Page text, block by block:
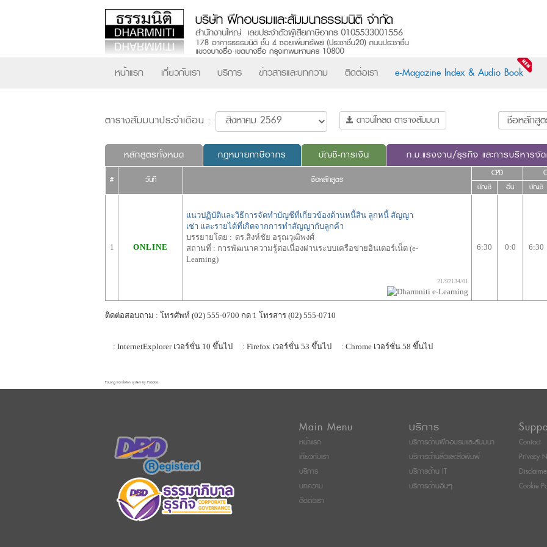
หน้าแรก เกี่ยวกับเรา บริการ ข่าวสารและบทความ ติดต่อเรา e-Magazine Index & Audio Book
ตารางสัมมนาประจำเดือน : ดาวน์โหลด ตารางสัมมนา
หลักสูตรทั้งหมด กฎหมายภาษีอากร บัญชี-การเงิน ก.ม.แรงงาน/ธุรกิจ และการบริหารจั
# วันที่ ชื่อหลักสูตร
CPD
บัญชี อื่น บัญชี
1 ONLINE
แนวปฏิบัติและวิธีการจัดทำบัญชีที่เกี่ยวข้องด้านหนี้สิน ลูกหนี้ สัญญา
เช่า และรายได้ที่เกิดจากการทำสัญญากับลูกค้า
บรรยายโดย : ดร.สิงห์ชัย อรุณวุฒิพงศ์
สถานที่ : การพัฒนาความรู้ต่อเนื่องผ่านระบบเครือข่ายอินเตอร์เน็ต (e-
Learning)
21/92134/01
6:30 0:0 6:30
ติดต่อสอบถาม : โทรศัพท์ (02) 555-0700 กด 1 โทรสาร (02) 555-0710
: InternetExplorer เวอร์ชั่น 10 ขึ้นไป : Firefox เวอร์ชั่น 53 ขึ้นไป : Chrome เวอร์ชั่น 58 ขึ้นไป
FaLang translation system by Faboba
Main Menu
หน้าแรก
เกี่ยวกับเรา
บริการ
บทความ
ติดต่อเรา
บริการ
บริการด้านฝึกอบรมและสัมมนา
บริการด้านสื่อและสิ่งพิมพ์
บริการด้าน IT
บริการด้านอื่นๆ
Contact
Privacy
Cookie